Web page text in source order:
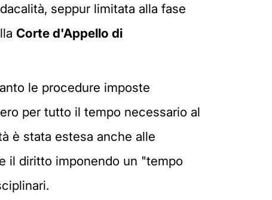
seppur limitata alla fase
Corte d'Appello di
le procedure imposte
per tutto il tempo necessario al
è stata estesa anche alle
il diritto imponendo un "tempo